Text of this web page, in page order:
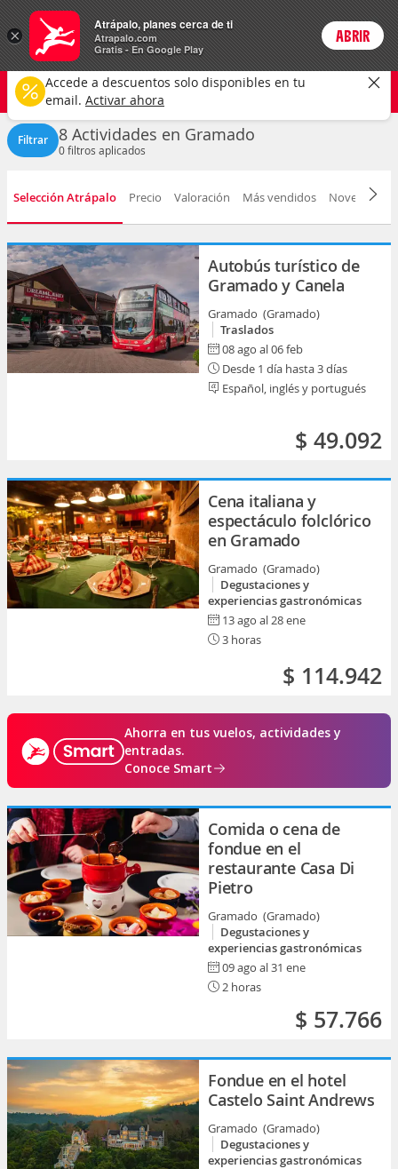
Actividades Login
Gramado ciudad
Cualquier tipo Cualquier fecha
CAMBIAR
Filtrar 8 Actividades en Gramado
0filtros aplicados
Selección Atrápalo Precio Valoración Más vendidos Novedad
Autobús turístico de
Gramado y Canela
Gramado (Gramado)
Traslados
08 ago al 06 feb
Desde 1 día hasta 3 días
Español, inglés y portugués
$ 49.092
Cena italiana y
espectáculo folclórico
en Gramado
Gramado (Gramado)
Degustaciones y
experiencias gastronómicas
13 ago al 28 ene
3 horas
$ 114.942
Ahorra en tus vuelos, actividades y
entradas.
Conoce Smart
Comida o cena de
fondue en el
restaurante Casa Di
Pietro
Gramado (Gramado)
Degustaciones y
experiencias gastronómicas
09 ago al 31 ene
2 horas
$ 57.766
Fondue en el hotel
Castelo Saint Andrews
Gramado (Gramado)
Degustaciones y
experiencias gastronómicas
×
Atrápalo, planes cerca de ti
Atrapalo.com
Gratis - En Google Play
ABRIR
Accede a descuentos solo disponibles en tu
email. Activar ahora